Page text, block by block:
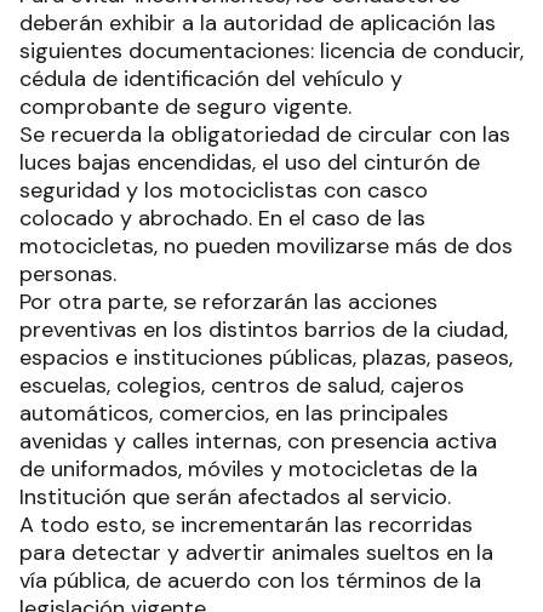
deberán exhibir a la autoridad de aplicación las
siguientes documentaciones: licencia de conducir,
cédula de identificación del vehículo y
comprobante de seguro vigente.
Se recuerda la obligatoriedad de circular con las
luces bajas encendidas, el uso del cinturón de
seguridad y los motociclistas con casco
colocado y abrochado. En el caso de las
motocicletas, no pueden movilizarse más de dos
personas.
Por otra parte, se reforzarán las acciones
preventivas en los distintos barrios de la ciudad,
espacios e instituciones públicas, plazas, paseos,
escuelas, colegios, centros de salud, cajeros
automáticos, comercios, en las principales
avenidas y calles internas, con presencia activa
de uniformados, móviles y motocicletas de la
Institución que serán afectados al servicio.
A todo esto, se incrementarán las recorridas
para detectar y advertir animales sueltos en la
vía pública, de acuerdo con los términos de la